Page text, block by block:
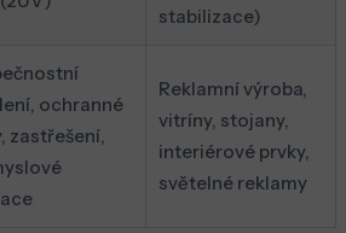
stabilizace)
ochranné
zastřešení,
Reklamní výroba,
vitríny, stojany,
interiérové prvky,
světelné reklamy